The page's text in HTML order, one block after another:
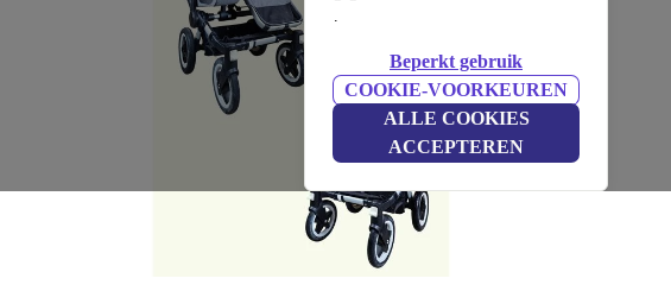
.
Beperkt gebruik
COOKIE-VOORKEUREN
ALLE COOKIES
ACCEPTEREN